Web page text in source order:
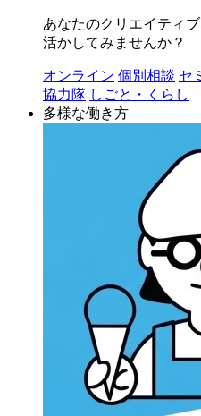
あなたのクリエイティ
活かしてみませんか？
オンライン 個別相談 セ
協力隊 しごと・くらし
多様な働き方